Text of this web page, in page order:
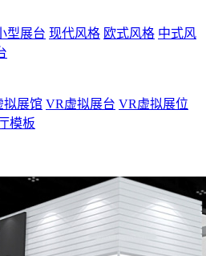
型展台 现代风格 欧式风格 中式风
拟展馆 VR虚拟展台 VR虚拟展位
模板